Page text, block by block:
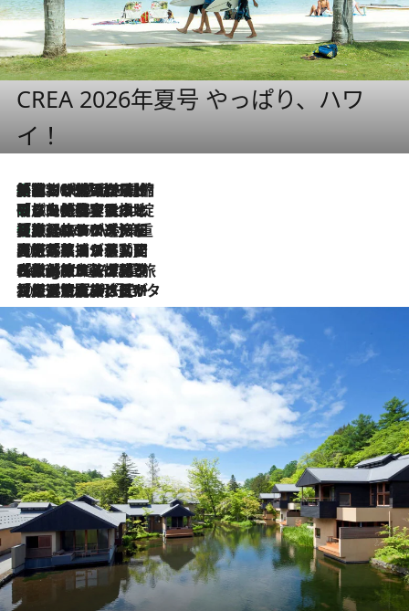
CREA 2026年夏号 やっぱり、ハワ
イ！
2026.8.6
「荷物が増えるほど旅ストレスは増す」美容ジャーナリストがたどり着いた最終結論。“化粧品を劇的に減らす”感動の凝縮美容とは
2026.8.6
「旅先には金髪ウィッグを持参」日本と同じメイクでは損してる!? 美容ジャーナリストが提案する“掟破りの旅美容”とは
2026.8.6
【厳選旅コスメ】「身軽さ＆UV対策重視！」ヘアアーティストshucoが選んだ夏旅ベストコスメを発表【Mサイズジップ】
2026.8.5
【厳選旅コスメ】国内をあちこち移動する河井菜摘が選んだ夏旅ベストコスメ発表！「リラックスアイテムはマスト」【Mサイズジップ】
2026.8.4
【厳選旅コスメ】「紫外線＆乾燥対策しながらメイク感も！」ヘア＆メイクGeorgeが選んだ夏旅ベストコスメを発表！【Mサイズジップ】
2026.8.3
【厳選旅コスメ】「保湿もタイパ重視！」“サウナ好き”タレント清水みさとが愛用する夏旅ベストコスメを発表！【Mサイズジップ】